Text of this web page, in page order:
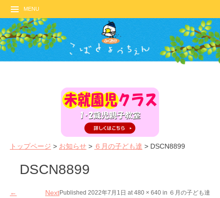
MENU
トップページ > お知らせ > ６月の子ども達 > DSCN8899
DSCN8899
Published 2022年7月1日 at 480 × 640 in ６月の子ども達
←
Next